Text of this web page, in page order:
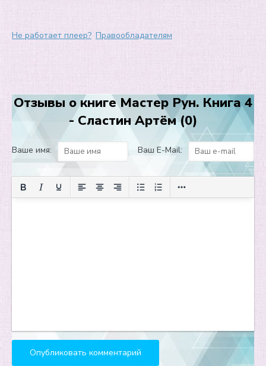
13
Не работает плеер? Правообладателям
Отзывы о книге Мастер Рун. Книга 4
- Сластин Артём (0)
Ваше имя: Ваш E-Mail: